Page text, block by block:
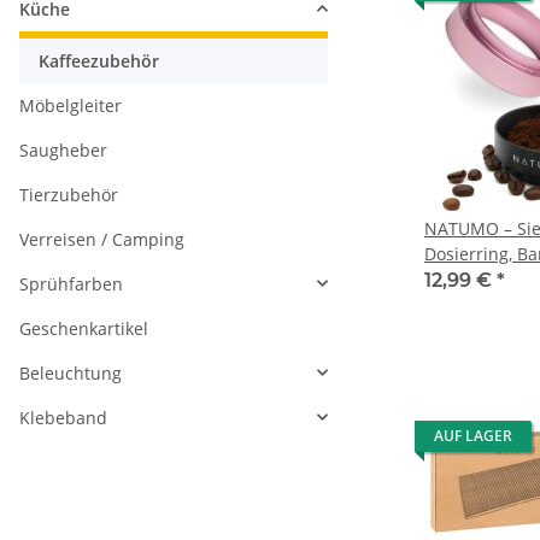
NATUMO –
Dosierring,
magnetischer
12,99 € *
AUF LAGER
Küche
Kaffeezubehör
Möbelgleiter
Saugheber
Tierzubehör
Verreisen / Camping
Sprühfarben
Geschenkartikel
Beleuchtung
Klebeband